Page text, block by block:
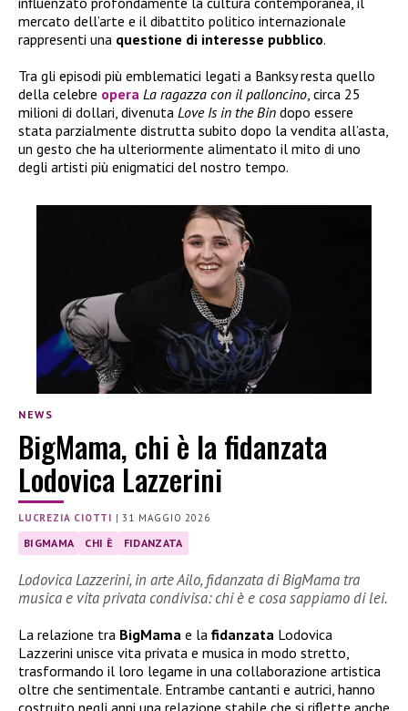
mercato dell’arte e il dibattito politico internazionale
rappresenti una questione di interesse pubblico.
Tra gli episodi più emblematici legati a Banksy resta quello
della celebre opera La ragazza con il palloncino , circa 25
milioni di dollari, divenuta Love Is in the Bin dopo essere
stata parzialmente distrutta subito dopo la vendita all’asta,
un gesto che ha ulteriormente alimentato il mito di uno
degli artisti più enigmatici del nostro tempo.
NEWS
BigMama, chi è la fidanzata
Lodovica Lazzerini
LUCREZIA CIOTTI |31 MAGGIO 2026
BIGMAMA CHI È FIDANZATA
Lodovica Lazzerini, in arte Ailo, fidanzata di BigMama tra
musica e vita privata condivisa: chi è e cosa sappiamo di lei.
La relazione tra BigMama e la fidanzata Lodovica
Lazzerini unisce vita privata e musica in modo stretto,
trasformando il loro legame in una collaborazione artistica
oltre che sentimentale. Entrambe cantanti e autrici, hanno
costruito negli anni una relazione stabile che si riflette anche